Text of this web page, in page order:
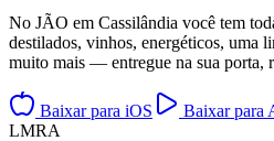
No JÃO em Cassilândia você tem
destilados, vinhos, energéticos, uma
muito mais — entregue na sua porta,
Baixar para iOS
Baixar para
LMRA